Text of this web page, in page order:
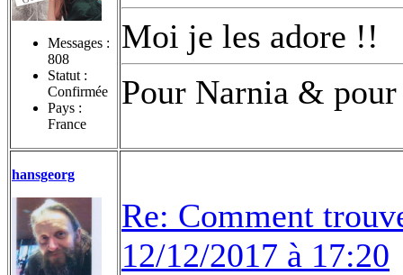
Messages :
808
Statut :
Confirmée
Pays :
France
Moi je les adore !!
Pour Narnia &
hansgeorg
Re: Comment
12/12/2017 à 17:20